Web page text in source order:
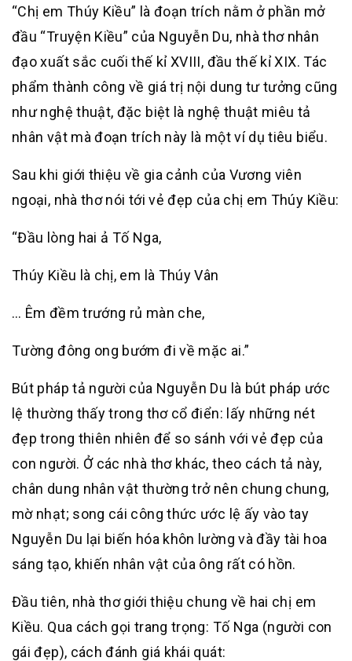
“Chị em Thúy Kiều” là đoạn trích nằm ở phần mở
đầu “Truyện Kiều” của Nguyễn Du, nhà thơ nhân
đạo xuất sắc cuối thế kỉ XVIII, đầu thế kỉ XIX. Tác
phẩm thành công về giá trị nội dung tư tưởng cũng
như nghệ thuật, đặc biệt là nghệ thuật miêu tả
nhân vật mà đoạn trích này là một ví dụ tiêu biểu.
Sau khi giới thiệu về gia cảnh của Vương viên
ngoại, nhà thơ nói tới vẻ đẹp của chị em Thúy Kiều:
“Đầu lòng hai ả Tố Nga,
Thúy Kiều là chị, em là Thúy Vân
… Êm đềm trướng rủ màn che,
Tường đông ong bướm đi về mặc ai.”
Bút pháp tả người của Nguyễn Du là bút pháp ước
lệ thường thấy trong thơ cổ điển: lấy những nét
đẹp trong thiên nhiên để so sánh với vẻ đẹp của
con người. Ở các nhà thơ khác, theo cách tả này,
chân dung nhân vật thường trở nên chung chung,
mờ nhạt; song cái công thức ước lệ ấy vào tay
Nguyễn Du lại biến hóa khôn lường và đầy tài hoa
sáng tạo, khiến nhân vật của ông rất có hồn.
Đầu tiên, nhà thơ giới thiệu chung về hai chị em
Kiều. Qua cách gọi trang trọng: Tố Nga (người con
gái đẹp), cách đánh giá khái quát: